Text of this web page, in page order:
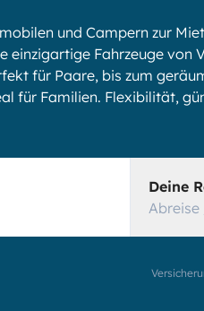
und Campern zur
einzigartige Fahrzeuge von
für Paare, bis zum
für Familien. Flexibilität,
Deine